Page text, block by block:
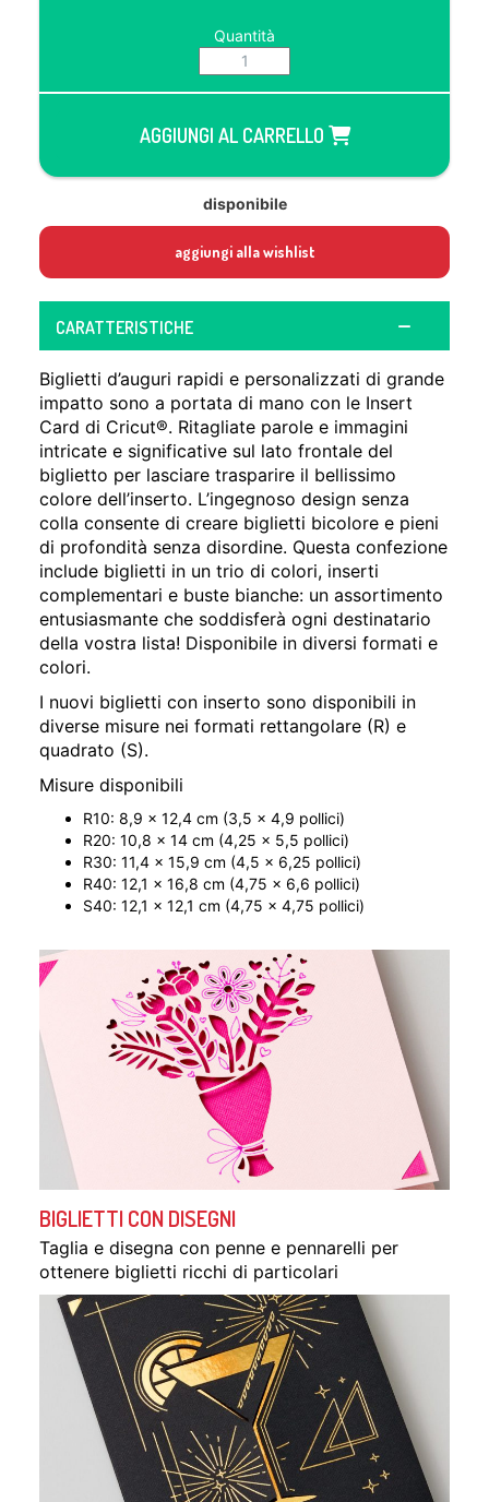
Quantità
AGGIUNGI AL CARRELLO
disponibile
aggiungi alla wishlist
CARATTERISTICHE
Biglietti d’auguri rapidi e personalizzati di grande
impatto sono a portata di mano con le Insert
Card di Cricut®. Ritagliate parole e immagini
intricate e significative sul lato frontale del
biglietto per lasciare trasparire il bellissimo
colore dell’inserto. L’ingegnoso design senza
colla consente di creare biglietti bicolore e pieni
di profondità senza disordine. Questa confezione
include biglietti in un trio di colori, inserti
complementari e buste bianche: un assortimento
entusiasmante che soddisferà ogni destinatario
della vostra lista! Disponibile in diversi formati e
colori.
I nuovi biglietti con inserto sono disponibili in
diverse misure nei formati rettangolare (R) e
quadrato (S).
Misure disponibili
R10: 8,9 x 12,4 cm (3,5 x 4,9 pollici)
R20: 10,8 x 14 cm (4,25 x 5,5 pollici)
R30: 11,4 x 15,9 cm (4,5 x 6,25 pollici)
R40: 12,1 x 16,8 cm (4,75 x 6,6 pollici)
S40: 12,1 x 12,1 cm (4,75 x 4,75 pollici)
BIGLIETTI CON DISEGNI
Taglia e disegna con penne e pennarelli per
ottenere biglietti ricchi di particolari